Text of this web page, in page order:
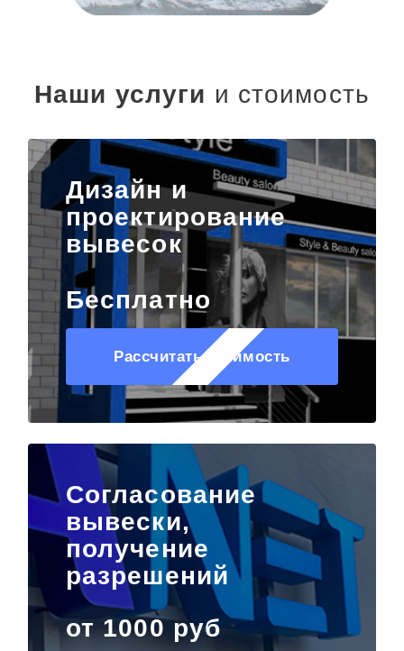
Наши услуги и стоимость
Дизайн и
проектирование
вывесок
Бесплатно
Рассчитать стоимость
Согласование
вывески,
получение
разрешений
от 1000 руб